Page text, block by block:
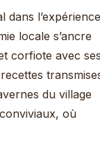
dans l’expérience
locale s’ancre
corfiote avec
du village
où